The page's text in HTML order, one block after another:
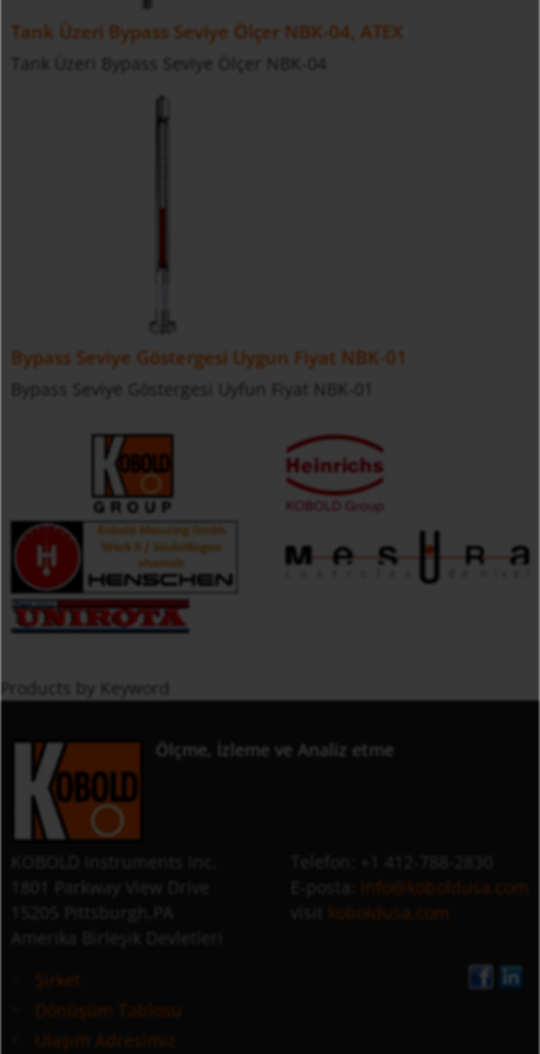
Tank Üzeri Bypass Seviye Ölçer NBK-04, ATEX
Tank Üzeri Bypass Seviye Ölçer NBK-04
Bypass Seviye Göstergesi Uygun Fiyat NBK-01
Bypass Seviye Göstergesi Uyfun Fiyat NBK-01
Products by Keyword
Ölçme, İzleme ve Analiz etme
info@koboldusa.com
koboldusa.com
Şirket
Dönüşüm Tablosu
Ulaşım Adresimiz